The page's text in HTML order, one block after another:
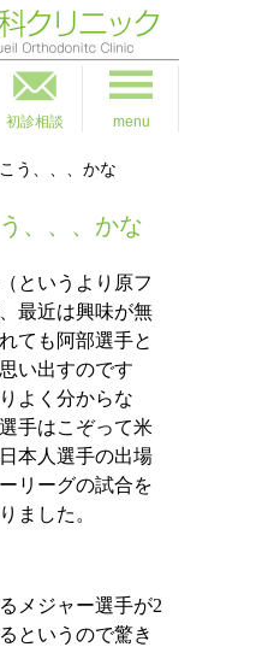
初診相談 menu
う、、、かな
、、、かな
というより原フ
最近は興味が無
ても阿部選手と
い出すのです
よく分からな
手はこぞって米
本人選手の出場
リーグの試合を
ました。
メジャー選手が2
というので驚き